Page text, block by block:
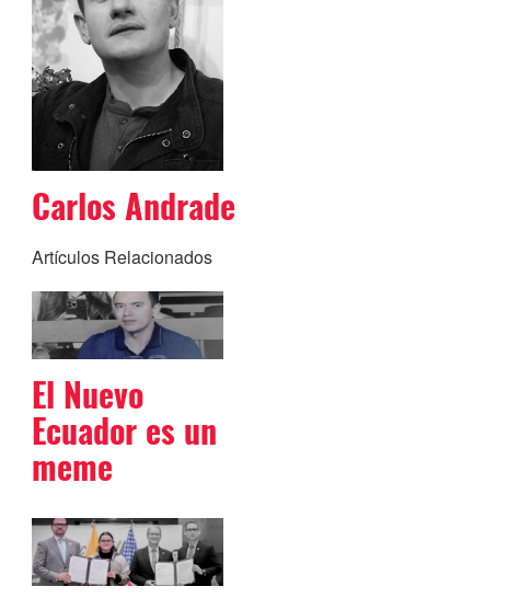
Carlos Andrade
Artículos Relacionados
El Nuevo
Ecuador es un
meme